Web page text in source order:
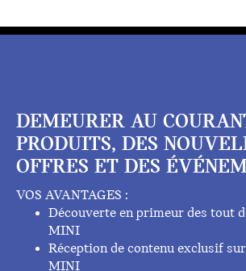
DEMEURER AU
PRODUITS, DES
OFFRES ET DES
VOS AVANTAGES :
Découverte en primeur des tout
MINI
Réception de contenu exclusif
MINI